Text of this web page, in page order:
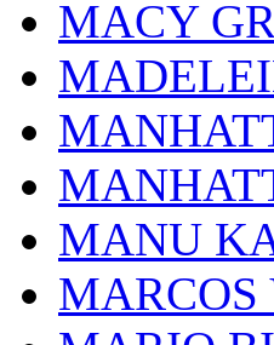
MACY
MANU
MARCOS